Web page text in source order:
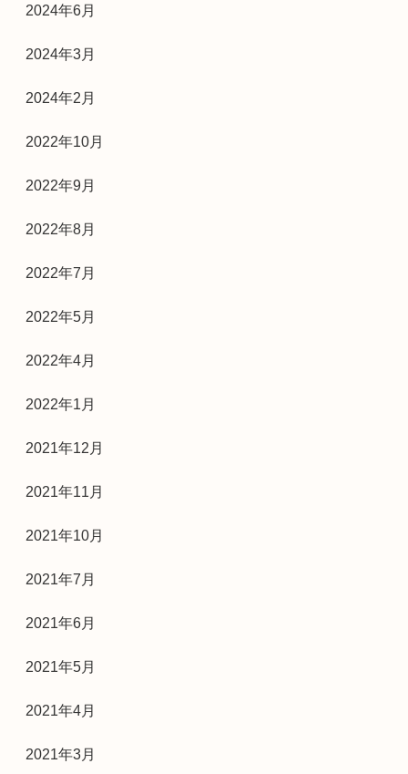
2024年6月
2024年3月
2024年2月
2022年10月
2022年9月
2022年8月
2022年7月
2022年5月
2022年4月
2022年1月
2021年12月
2021年11月
2021年10月
2021年7月
2021年6月
2021年5月
2021年4月
2021年3月